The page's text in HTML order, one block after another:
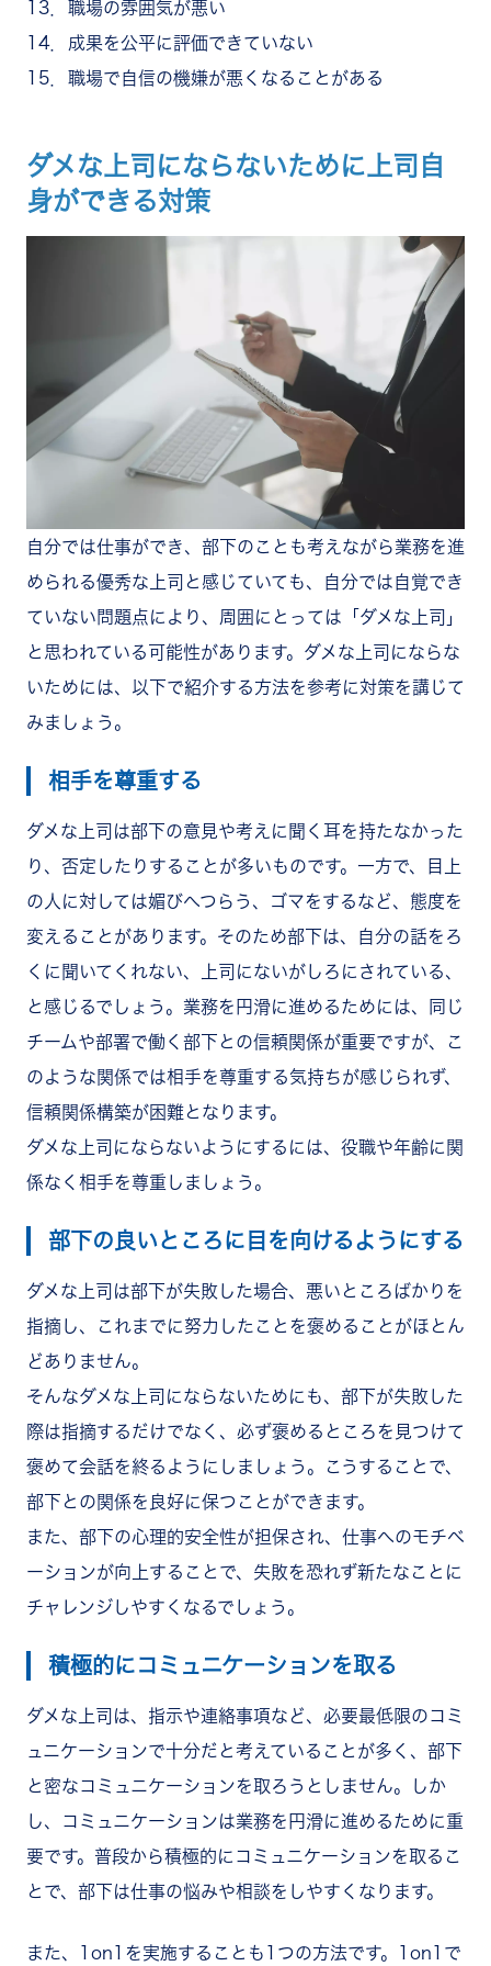
13．職場の雰囲気が悪い
14．成果を公平に評価できていない
15．職場で自信の機嫌が悪くなることがある
ダメな上司にならないために上司自
身ができる対策
自分では仕事ができ、部下のことも考えながら業務を進
められる優秀な上司と感じていても、自分では自覚でき
ていない問題点により、周囲にとっては「ダメな上司」
と思われている可能性があります。ダメな上司にならな
いためには、以下で紹介する方法を参考に対策を講じて
みましょう。
相手を尊重する
ダメな上司は部下の意見や考えに聞く耳を持たなかった
り、否定したりすることが多いものです。一方で、目上
の人に対しては媚びへつらう、ゴマをするなど、態度を
変えることがあります。そのため部下は、自分の話をろ
くに聞いてくれない、上司にないがしろにされている、
と感じるでしょう。業務を円滑に進めるためには、同じ
チームや部署で働く部下との信頼関係が重要ですが、こ
のような関係では相手を尊重する気持ちが感じられず、
信頼関係構築が困難となります。
ダメな上司にならないようにするには、役職や年齢に関
係なく相手を尊重しましょう。
部下の良いところに目を向けるようにする
ダメな上司は部下が失敗した場合、悪いところばかりを
指摘し、これまでに努力したことを褒めることがほとん
どありません。
そんなダメな上司にならないためにも、部下が失敗した
際は指摘するだけでなく、必ず褒めるところを見つけて
褒めて会話を終るようにしましょう。こうすることで、
部下との関係を良好に保つことができます。
また、部下の心理的安全性が担保され、仕事へのモチベ
ーションが向上することで、失敗を恐れず新たなことに
チャレンジしやすくなるでしょう。
積極的にコミュニケーションを取る
ダメな上司は、指示や連絡事項など、必要最低限のコミ
ュニケーションで十分だと考えていることが多く、部下
と密なコミュニケーションを取ろうとしません。しか
し、コミュニケーションは業務を円滑に進めるために重
要です。普段から積極的にコミュニケーションを取るこ
とで、部下は仕事の悩みや相談をしやすくなります。
また、1on1を実施することも1つの方法です。1on1で